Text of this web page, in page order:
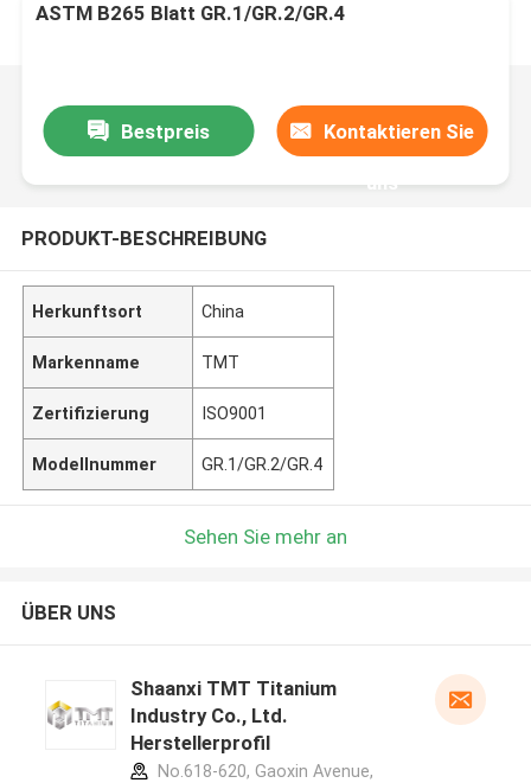
ASTM B265 Blatt GR.1/GR.2/GR.4
Bestpreis Kontaktieren Sie
uns
PRODUKT-BESCHREIBUNG
Herkunftsort China
Markenname TMT
Zertifizierung ISO9001
Modellnummer GR.1/GR.2/GR.4
Sehen Sie mehr an
ÜBER UNS
Shaanxi TMT Titanium
Industry Co., Ltd.
Herstellerprofil
No.618-620, Gaoxin Avenue,